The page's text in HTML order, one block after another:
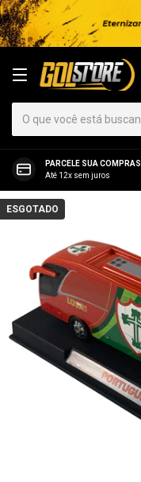
PARCELE SUA COMPRAS
Até 12x sem juros
ESGOTADO